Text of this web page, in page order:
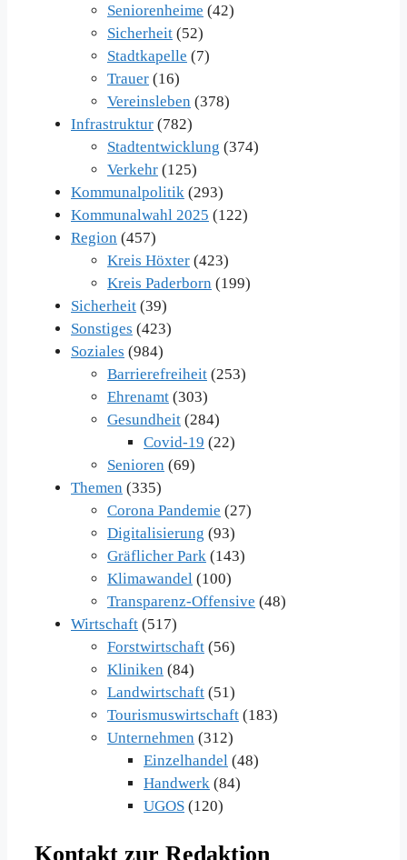
Seniorenheime (42)
Sicherheit (52)
Stadtkapelle (7)
Trauer (16)
Vereinsleben (378)
Infrastruktur (782)
Stadtentwicklung (374)
Verkehr (125)
Kommunalpolitik (293)
Kommunalwahl 2025 (122)
Region (457)
Kreis Höxter (423)
Kreis Paderborn (199)
Sicherheit (39)
Sonstiges (423)
Soziales (984)
Barrierefreiheit (253)
Ehrenamt (303)
Gesundheit (284)
Covid-19 (22)
Senioren (69)
Themen (335)
Corona Pandemie (27)
Digitalisierung (93)
Gräflicher Park (143)
Klimawandel (100)
Transparenz-Offensive (48)
Wirtschaft (517)
Forstwirtschaft (56)
Kliniken (84)
Landwirtschaft (51)
Tourismuswirtschaft (183)
Unternehmen (312)
Einzelhandel (48)
Handwerk (84)
UGOS (120)
Kontakt zur Redaktion